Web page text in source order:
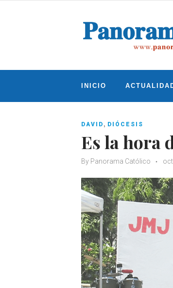
INICIO
DAVID , DIÓCESIS
Es la hora
By Panorama Católico